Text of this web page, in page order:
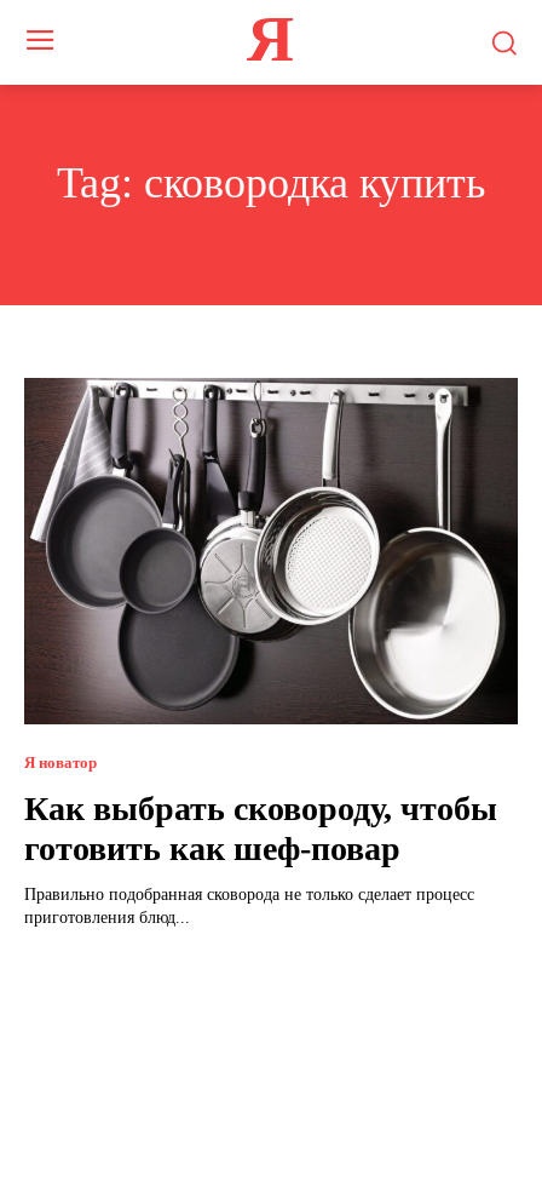
Я
Tag: ​​сковородка купить
Я новатор
Как выбрать сковороду, чтобы
готовить как шеф-повар
Правильно подобранная сковорода не только сделает процесс
приготовления блюд...